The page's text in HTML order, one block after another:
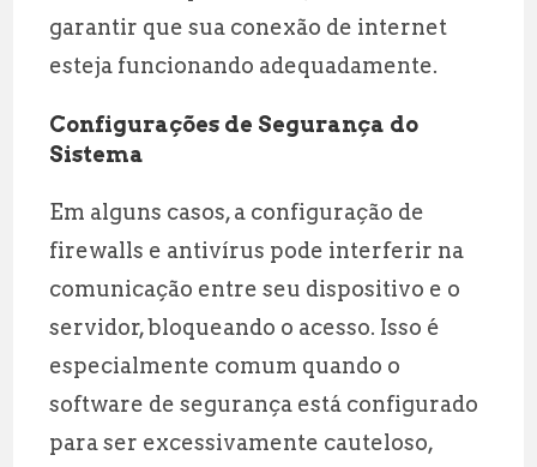
garantir que sua conexão de internet
esteja funcionando adequadamente.
Configurações de Segurança do
Sistema
Em alguns casos, a configuração de
firewalls e antivírus pode interferir na
comunicação entre seu dispositivo e o
servidor, bloqueando o acesso. Isso é
especialmente comum quando o
software de segurança está configurado
para ser excessivamente cauteloso,